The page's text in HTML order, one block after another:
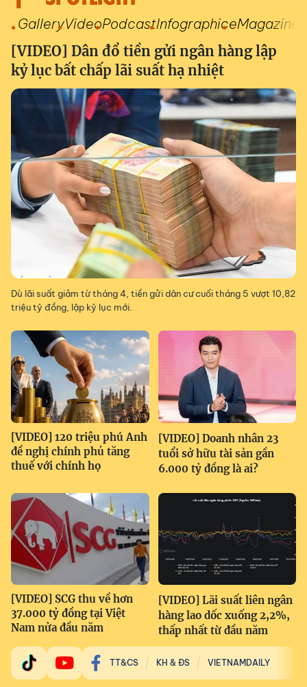
GalleryVideoPodcastInfographiceMagazine
[VIDEO] Dân đổ tiền gửi ngân hàng lập
kỷ lục bất chấp lãi suất hạ nhiệt
Dù lãi suất giảm từ tháng 4, tiền gửi dân cư cuối tháng 5 vượt 10,82
triệu tỷ đồng, lập kỷ lục mới.
[VIDEO] 120 triệu phú Anh
đề nghị chính phủ tăng
thuế với chính họ
[VIDEO] Doanh nhân 23
tuổi sở hữu tài sản gần
6.000 tỷ đồng là ai?
[VIDEO] SCG thu về hơn
37.000 tỷ đồng tại Việt
Nam nửa đầu năm
[VIDEO] Lãi suất liên ngân
hàng lao dốc xuống 2,2%,
thấp nhất từ đầu năm
TT&CS KH & ĐS VIETNAMDAILY